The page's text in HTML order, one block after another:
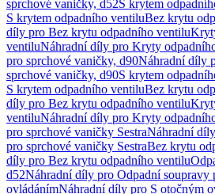
sprchové vaničky, d52S krytem
S krytem odpadního ventiluBez krytu
díly pro Bez krytu odpadního ventilu
ventiluNáhradní díly pro Kryty
pro sprchové vaničky, d90Náhradní díly
sprchové vaničky, d90S krytem
S krytem odpadního ventiluBez krytu
díly pro Bez krytu odpadního ventilu
ventiluNáhradní díly pro Kryty
pro sprchové vaničky SestraNáhradní
pro sprchové vaničky SestraBez krytu
díly pro Bez krytu odpadního ventilu
d52Náhradní díly pro Odpadní soupravy
ovládánímNáhradní díly pro S otočným